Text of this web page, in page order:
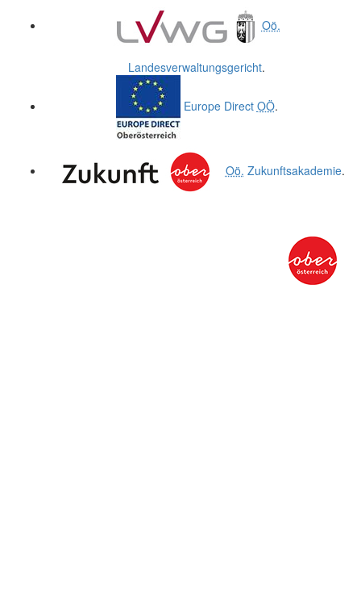
Oö.
Landesverwaltungsgericht.
Europe Direct OÖ.
Oö. Zukunftsakademie.